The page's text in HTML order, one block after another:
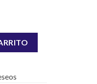
115MM KAMASA